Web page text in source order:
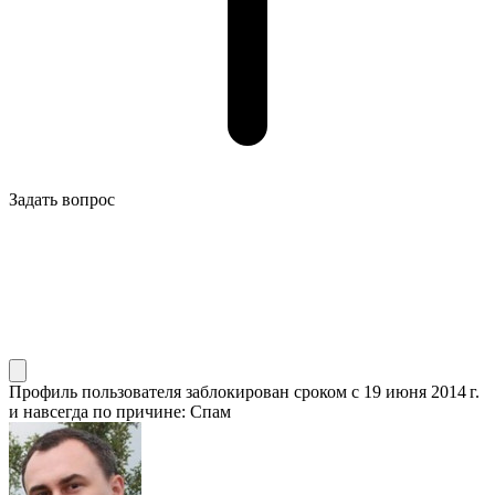
Задать вопрос
Профиль пользователя заблокирован сроком с 19 июня 2014 г.
и навсегда по причине: Спам